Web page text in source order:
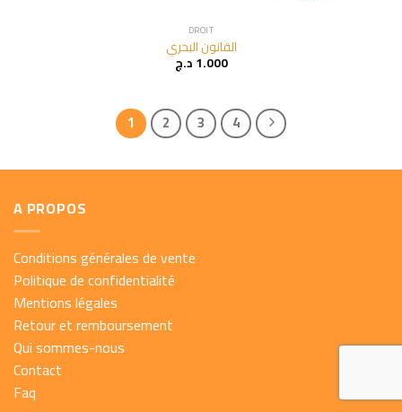
DROIT
القانون البحري
1.000د.ج
1 2 3 4
A PROPOS
Conditions générales de vente
Politique de confidentialité
Mentions légales
Retour et remboursement
Qui sommes-nous
Contact
Faq